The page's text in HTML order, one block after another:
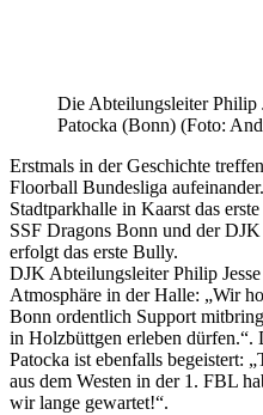
Die Abteilungsleiter Philip
Patocka (Bonn) (Foto:
Erstmals in der Geschichte
Floorball Bundesliga
Stadtparkhalle in Kaarst das
SSF Dragons Bonn und der
erfolgt das erste Bully.
DJK Abteilungsleiter Philip
Atmosphäre in der Halle: „Wir
Bonn ordentlich Support
in Holzbüttgen erleben dürfen.“.
Patocka ist ebenfalls begeistert:
aus dem Westen in der 1. FBL
wir lange gewartet!“.